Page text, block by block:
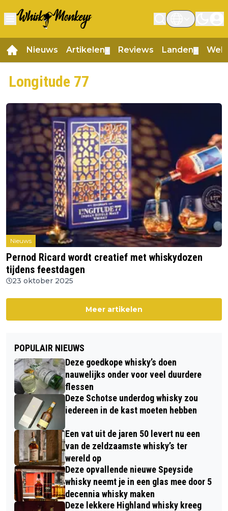
Nieuws Artikelen Reviews Landen
Longitude 77
Nieuws
Pernod Ricard wordt creatief met whiskydozen
tijdens feestdagen
23 oktober 2025
Meer artikelen
POPULAIR NIEUWS
Deze goedkope whisky’s doen
nauwelijks onder voor veel duurdere
flessen
Deze Schotse underdog whisky zou
iedereen in de kast moeten hebben
Een vat uit de jaren 50 levert nu een
van de zeldzaamste whisky’s ter
wereld op
Deze opvallende nieuwe Speyside
whisky neemt je in een glas mee door 5
decennia whisky maken
Deze lekkere Highland whisky kreeg